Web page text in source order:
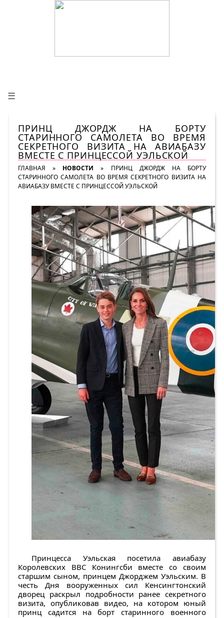
☰
ПРИНЦ ДЖОРДЖ НА БОРТУ
СТАРИННОГО САМОЛЕТА ВО ВРЕМЯ
СЕКРЕТНОГО ВИЗИТА НА АВИАБАЗУ
ВМЕСТЕ С ПРИНЦЕССОЙ УЭЛЬСКОЙ
ГЛАВНАЯ » НОВОСТИ » ПРИНЦ ДЖОРДЖ НА БОРТУ
СТАРИННОГО САМОЛЕТА ВО ВРЕМЯ СЕКРЕТНОГО ВИЗИТА НА
АВИАБАЗУ ВМЕСТЕ С ПРИНЦЕССОЙ УЭЛЬСКОЙ
Принцесса Уэльская посетила авиабазу
Королевских ВВС Конингсби вместе со своим
старшим сыном, принцем Джорджем Уэльским. В
честь Дня вооруженных сил Кенсингтонский
дворец раскрыл подробности ранее секретного
визита, опубликовав видео, на котором юный
принц садится на борт старинного военного